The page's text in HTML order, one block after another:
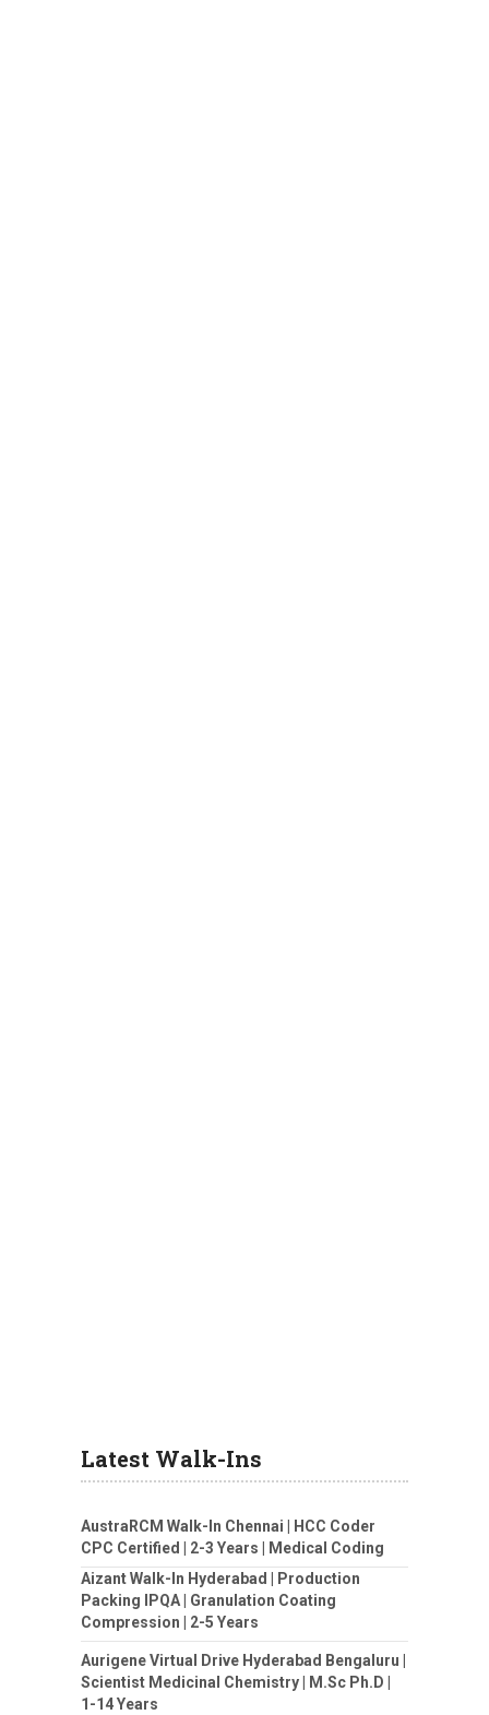
Latest Walk-Ins
AustraRCM Walk-In Chennai | HCC Coder
CPC Certified | 2-3 Years | Medical Coding
Aizant Walk-In Hyderabad | Production
Packing IPQA | Granulation Coating
Compression | 2-5 Years
Aurigene Virtual Drive Hyderabad Bengaluru |
Scientist Medicinal Chemistry | M.Sc Ph.D |
1-14 Years